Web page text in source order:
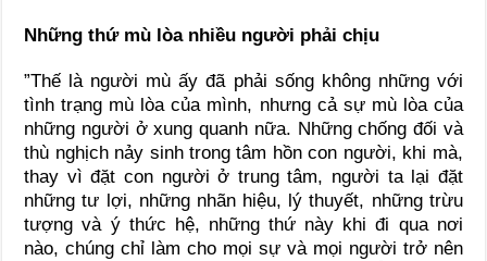
Những thứ mù lòa nhiều người phải chịu
”Thế là người mù ấy đã phải sống không những với
tình trạng mù lòa của mình, nhưng cả sự mù lòa của
những người ở xung quanh nữa. Những chống đối và
thù nghịch nảy sinh trong tâm hồn con người, khi mà,
thay vì đặt con người ở trung tâm, người ta lại đặt
những tư lợi, những nhãn hiệu, lý thuyết, những trừu
tượng và ý thức hệ, những thứ này khi đi qua nơi
nào, chúng chỉ làm cho mọi sự và mọi người trở nên